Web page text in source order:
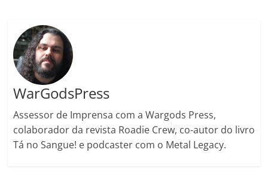
WarGodsPress
Assessor de Imprensa com a Wargods Press,
colaborador da revista Roadie Crew, co-autor do livro
Tá no Sangue! e podcaster com o Metal Legacy.